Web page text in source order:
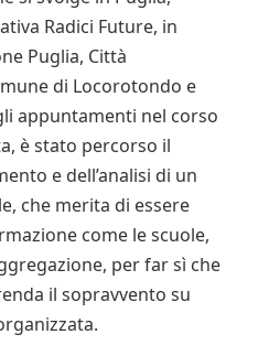
Radici Future, in
Puglia, Città
di Locorotondo e
appuntamenti nel corso
è stato percorso il
e dell’analisi di un
che merita di essere
come le scuole,
per far sì che
il sopravvento su